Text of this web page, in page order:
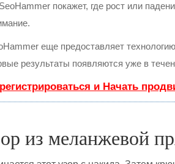
покажет, где рост или
еще предоставляет
результаты появляются уже в
и Начать
из меланжевой